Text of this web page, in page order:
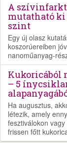
A
mutatható ki
szint
Egy új olasz
koszorúereiben
nanoműanyag-
Kukoricából
– 5
Ha augusztus,
létezik, amely
fesztiválokon
frissen főtt